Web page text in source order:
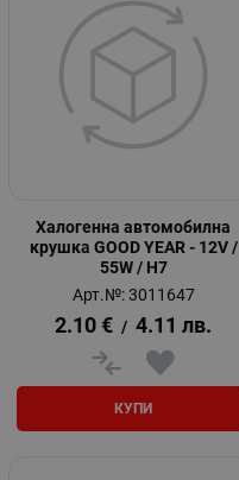
Халогенна автомобилна
крушка GOOD YEAR - 12V /
55W / H7
Арт.№: 3011647
2.10 € / 4.11 лв.
КУПИ